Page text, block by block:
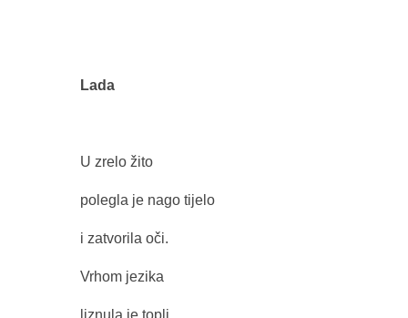
Lada
U zrelo žito
polegla je nago tijelo
i zatvorila oči.
Vrhom jezika